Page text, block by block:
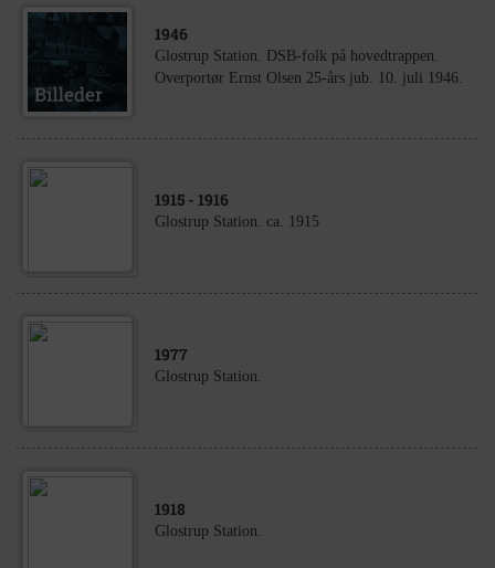
1946
Glostrup Station. DSB-folk på hovedtrappen.
Overportør Ernst Olsen 25-års jub. 10. juli 1946.
1915 - 1916
Glostrup Station. ca. 1915
1977
Glostrup Station.
1918
Glostrup Station.